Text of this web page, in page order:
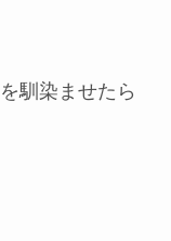
馴染ませたら